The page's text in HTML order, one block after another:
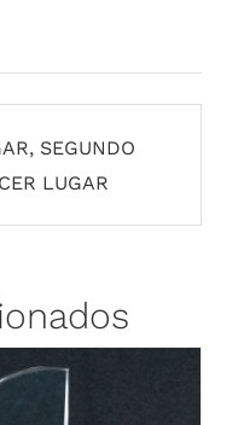
SEGUNDO
LUGAR